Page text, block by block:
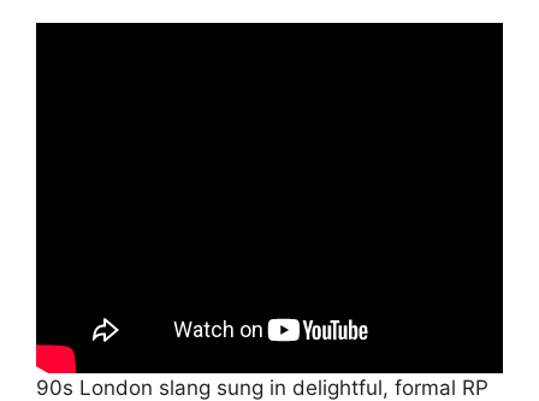
90s London slang sung in delightful, formal RP